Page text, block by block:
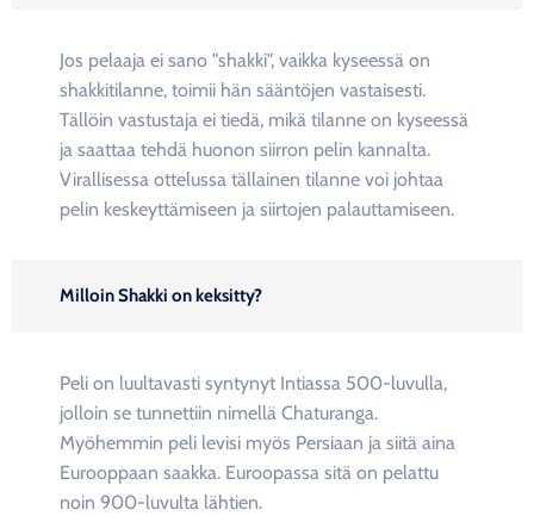
Jos pelaaja ei sano "shakki", vaikka kyseessä on
shakkitilanne, toimii hän sääntöjen vastaisesti.
Tällöin vastustaja ei tiedä, mikä tilanne on kyseessä
ja saattaa tehdä huonon siirron pelin kannalta.
Virallisessa ottelussa tällainen tilanne voi johtaa
pelin keskeyttämiseen ja siirtojen palauttamiseen.
Milloin Shakki on keksitty?
Peli on luultavasti syntynyt Intiassa 500-luvulla,
jolloin se tunnettiin nimellä Chaturanga.
Myöhemmin peli levisi myös Persiaan ja siitä aina
Eurooppaan saakka. Euroopassa sitä on pelattu
noin 900-luvulta lähtien.